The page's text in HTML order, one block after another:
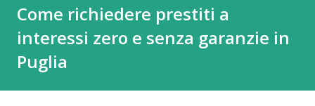
Come richiedere prestiti a
interessi zero e senza garanzie in
Puglia